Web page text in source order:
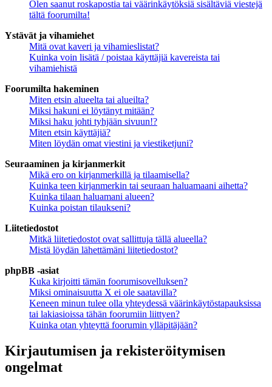
Olen saanut roskapostia tai väärinkäytöksiä sisältäviä viestejä
tältä foorumilta!
Ystävät ja vihamiehet
Mitä ovat kaveri ja vihamieslistat?
Kuinka voin lisätä / poistaa käyttäjiä kavereista tai
vihamiehistä
Foorumilta hakeminen
Miten etsin alueelta tai alueilta?
Miksi hakuni ei löytänyt mitään?
Miksi haku johti tyhjään sivuun!?
Miten etsin käyttäjiä?
Miten löydän omat viestini ja viestiketjuni?
Seuraaminen ja kirjanmerkit
Mikä ero on kirjanmerkillä ja tilaamisella?
Kuinka teen kirjanmerkin tai seuraan haluamaani aihetta?
Kuinka tilaan haluamani alueen?
Kuinka poistan tilaukseni?
Liitetiedostot
Mitkä liitetiedostot ovat sallittuja tällä alueella?
Mistä löydän lähettämäni liitetiedostot?
phpBB -asiat
Kuka kirjoitti tämän foorumisovelluksen?
Miksi ominaisuutta X ei ole saatavilla?
Keneen minun tulee olla yhteydessä väärinkäytöstapauksissa
tai lakiasioissa tähän foorumiin liittyen?
Kuinka otan yhteyttä foorumin ylläpitäjään?
Kirjautumisen ja rekisteröitymisen
ongelmat